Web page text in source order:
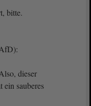
bitte.
dieser
ein sauberes